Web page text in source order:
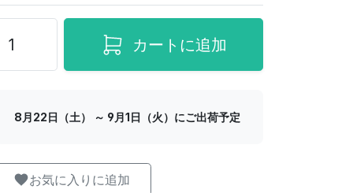
カートに追加
8月22日（土） ～ 9月1日（火）にご出荷予定
お気に入りに追加